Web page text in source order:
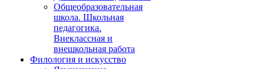
Общеобразовательная
школа. Школьная
педагогика.
Внеклассная и
внешкольная работа
Филология и искусство